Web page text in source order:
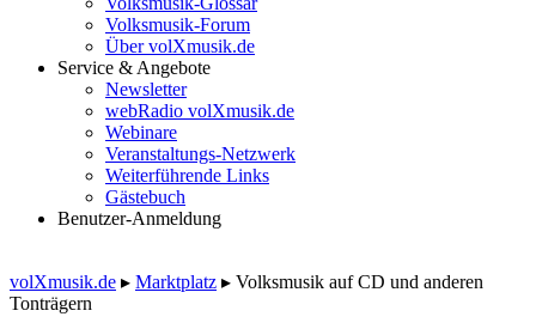
Volksmusik-Forum
Über volXmusik.de
Service & Angebote
Newsletter
webRadio volXmusik.de
Webinare
Veranstaltungs-Netzwerk
Weiterführende Links
Gästebuch
Benutzer-Anmeldung
volXmusik.de ▸ Marktplatz ▸ Volksmusik auf CD und anderen
Tonträgern